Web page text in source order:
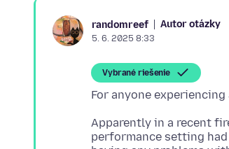
randomreef Autor otázky
5. 6. 2025 8:33
Vybrané riešenie
Apparently in a recent
performance setting